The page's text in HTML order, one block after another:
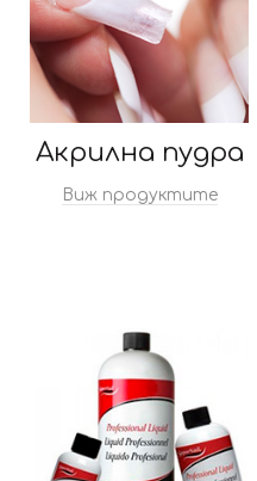
Акрилна пудра
Виж продуктите